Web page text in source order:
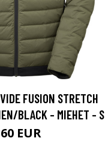
FUSION STRETCH
BLACK - MIEHET - S
EUR